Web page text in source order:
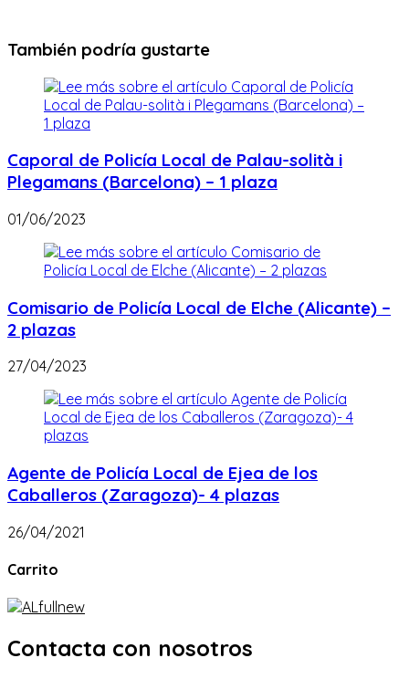
También podría gustarte
Caporal de Policía Local de Palau-solità i
Plegamans (Barcelona) – 1 plaza
01/06/2023
Comisario de Policía Local de Elche (Alicante) –
2 plazas
27/04/2023
Agente de Policía Local de Ejea de los
Caballeros (Zaragoza)- 4 plazas
26/04/2021
Carrito
Contacta con nosotros